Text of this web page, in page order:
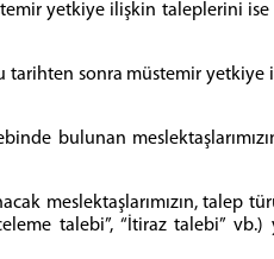
yetkiye ilişkin taleplerini ise
tarihten sonra müstemir
bulunan
meslektaşlarımızın, talep
talebi”, “İtiraz talebi”